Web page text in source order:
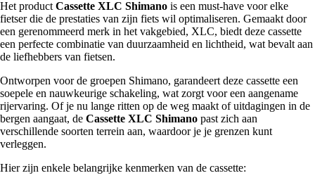
Het product Cassette XLC Shimano is een must-have voor elke
fietser die de prestaties van zijn fiets wil optimaliseren. Gemaakt door
een gerenommeerd merk in het vakgebied, XLC, biedt deze cassette
een perfecte combinatie van duurzaamheid en lichtheid, wat bevalt aan
de liefhebbers van fietsen.
Ontworpen voor de groepen Shimano, garandeert deze cassette een
soepele en nauwkeurige schakeling, wat zorgt voor een aangename
rijervaring. Of je nu lange ritten op de weg maakt of uitdagingen in de
bergen aangaat, de Cassette XLC Shimano past zich aan
verschillende soorten terrein aan, waardoor je je grenzen kunt
verleggen.
Hier zijn enkele belangrijke kenmerken van de cassette: